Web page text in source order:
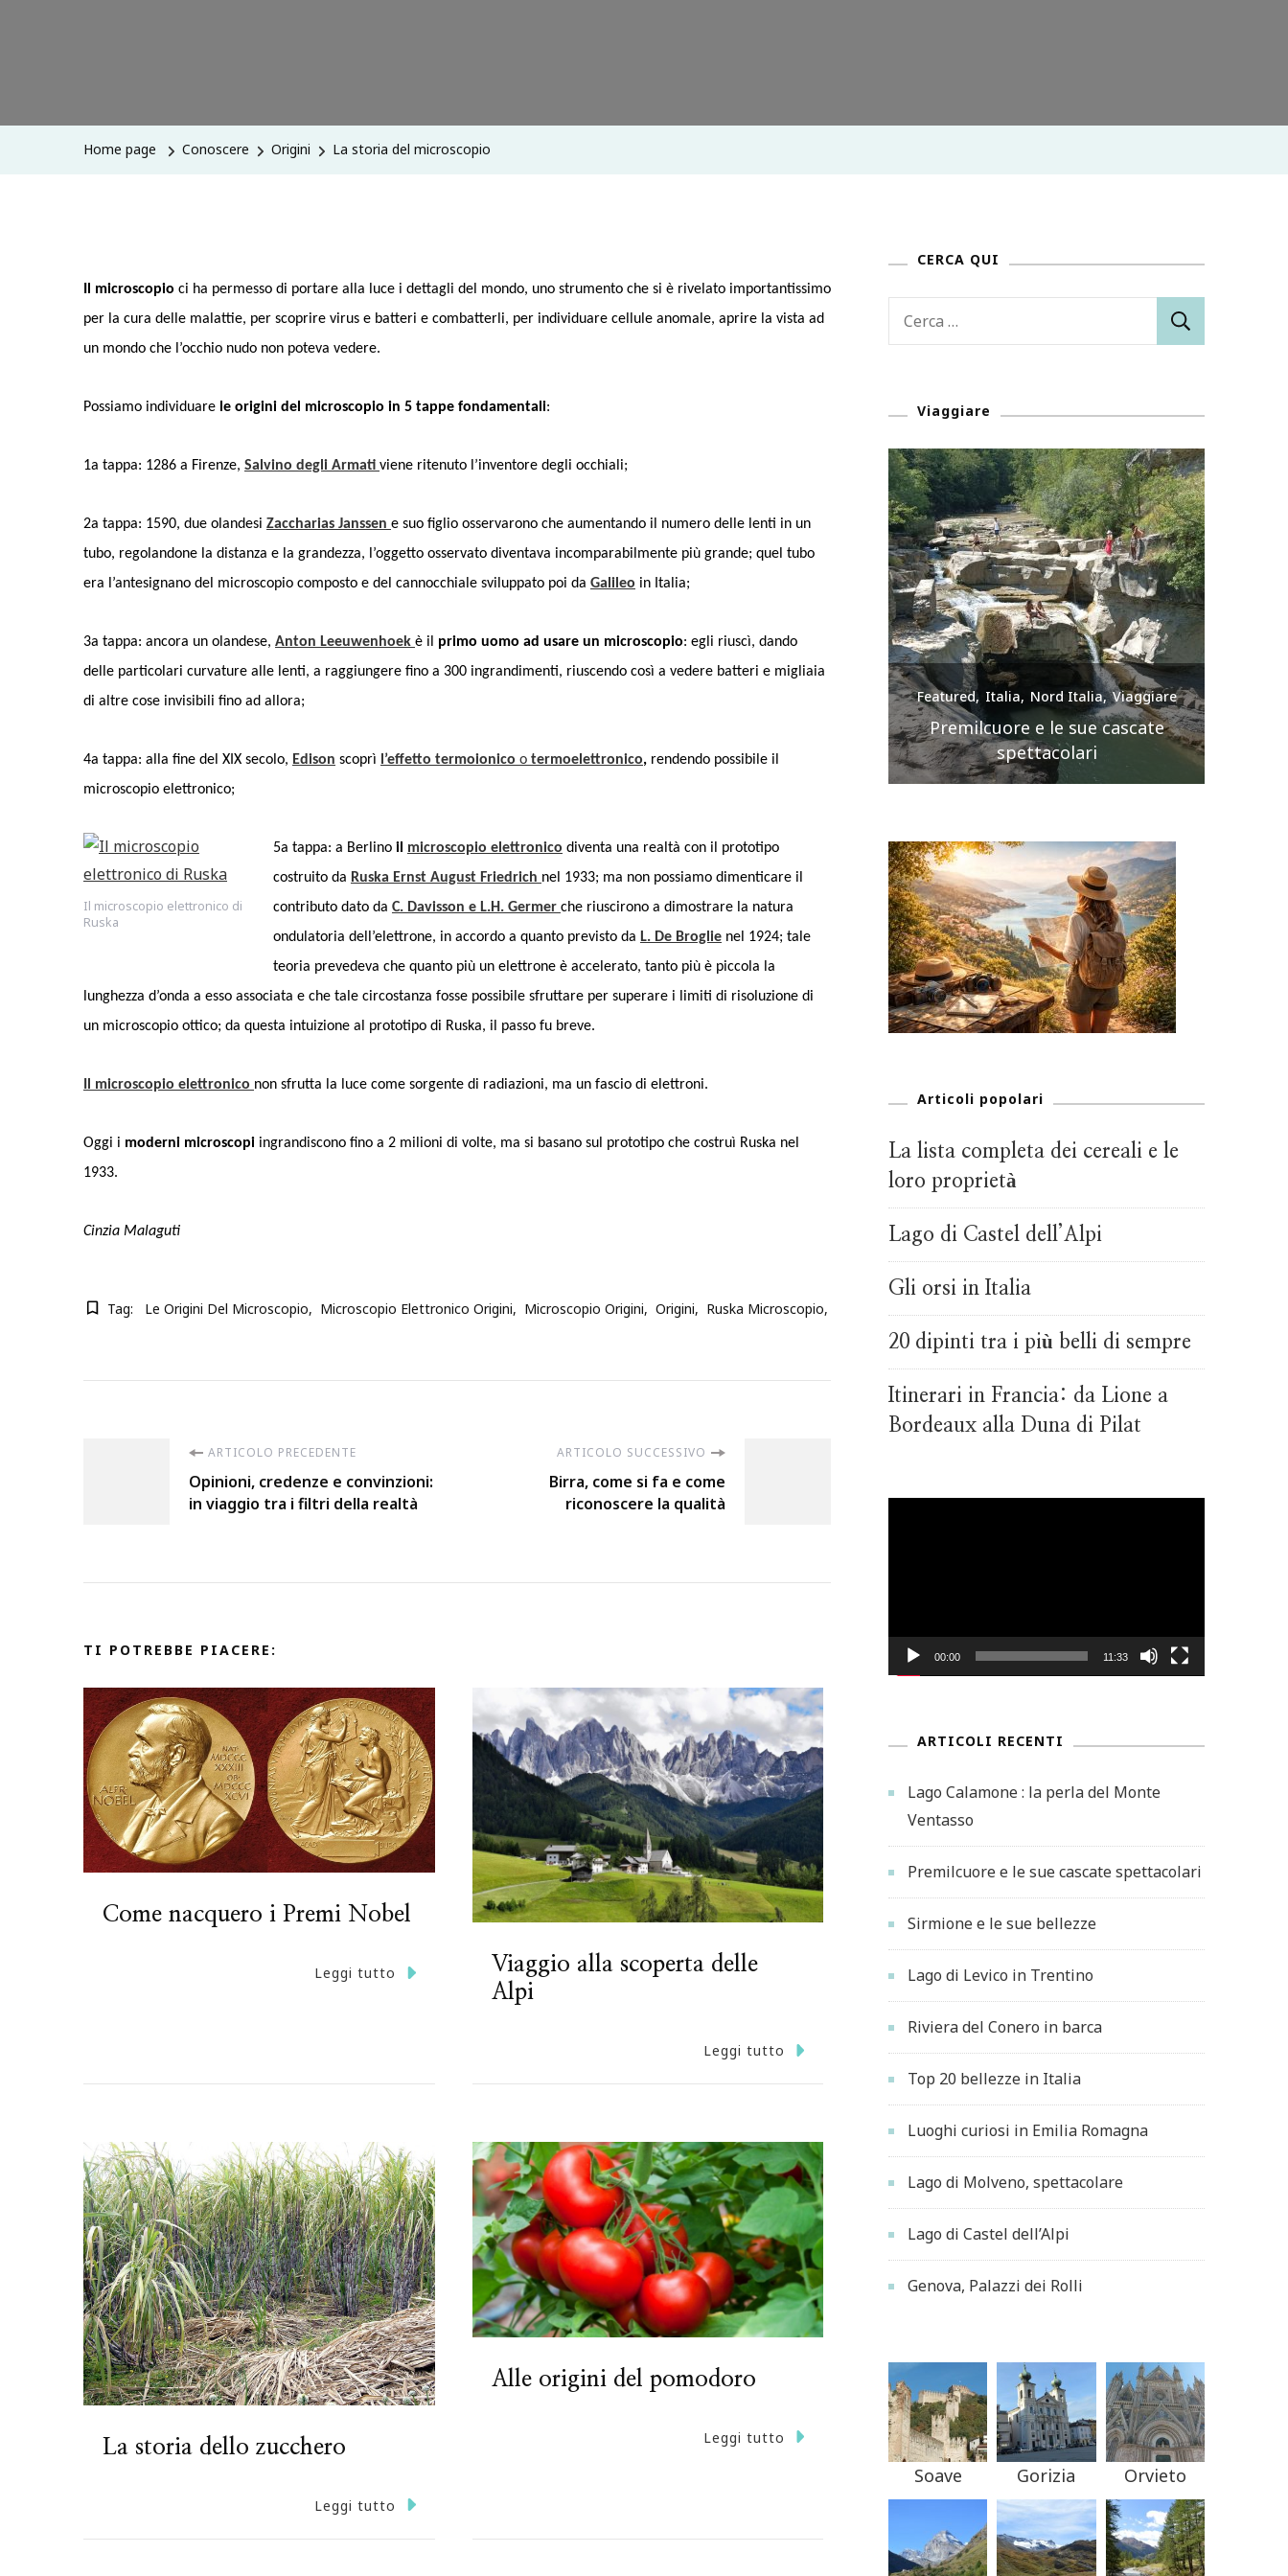
Home page Conoscere Origini La storia del microscopio
Il microscopio ci ha permesso di portare alla luce i dettagli del mondo, uno strumento che si è rivelato importantissimo
per la cura delle malattie, per scoprire virus e batteri e combatterli, per individuare cellule anomale, aprire la vista ad
un mondo che l’occhio nudo non poteva vedere.
Possiamo individuare le origini del microscopio in 5 tappe fondamentali:
1a tappa: 1286 a Firenze, Salvino degli Armati viene ritenuto l’inventore degli occhiali;
2a tappa: 1590, due olandesi Zaccharias Janssen e suo figlio osservarono che aumentando il numero delle lenti in un
tubo, regolandone la distanza e la grandezza, l’oggetto osservato diventava incomparabilmente più grande; quel tubo
era l’antesignano del microscopio composto e del cannocchiale sviluppato poi da Galileo in Italia;
3a tappa: ancora un olandese, Anton Leeuwenhoek è il primo uomo ad usare un microscopio: egli riuscì, dando
delle particolari curvature alle lenti, a raggiungere fino a 300 ingrandimenti, riuscendo così a vedere batteri e migliaia
di altre cose invisibili fino ad allora;
4a tappa: alla fine del XIX secolo, Edison scoprì l’effetto termoionico o termoelettronico, rendendo possibile il
microscopio elettronico;
Il microscopio elettronico di
Ruska
5a tappa: a Berlino il microscopio elettronico diventa una realtà con il prototipo
costruito da Ruska Ernst August Friedrich nel 1933; ma non possiamo dimenticare il
contributo dato da C. Davisson e L.H. Germer che riuscirono a dimostrare la natura
ondulatoria dell’elettrone, in accordo a quanto previsto da L. De Broglienel 1924; tale
teoria prevedeva che quanto più un elettrone è accelerato, tanto più è piccola la
lunghezza d’onda a esso associata e che tale circostanza fosse possibile sfruttare per superare i limiti di risoluzione di
un microscopio ottico; da questa intuizione al prototipo di Ruska, il passo fu breve.
Il microscopio elettronico non sfrutta la luce come sorgente di radiazioni, ma un fascio di elettroni.
Oggi i moderni microscopi ingrandiscono fino a 2 milioni di volte, ma si basano sul prototipo che costruì Ruska nel
1933.
Cinzia Malaguti
Tag: Le Origini Del Microscopio Microscopio Elettronico Origini Microscopio Origini Origini Ruska Microscopio
Navigazione
articoli
ARTICOLO PRECEDENTE
Opinioni, credenze e convinzioni:
in viaggio tra i filtri della realtà
ARTICOLO SUCCESSIVO
Birra, come si fa e come
riconoscere la qualità
TI POTREBBE PIACERE:
Come nacquero i Premi Nobel
Leggi tutto
Viaggio alla scoperta delle
Alpi
Leggi tutto
La storia dello zucchero
Leggi tutto
Alle origini del pomodoro
Leggi tutto
CERCA QUI
Viaggiare
di Levico in Trentino Riviera del Conero in barca
Ventasso
Featured Italia Nord Italia Viaggiare
Premilcuore e le sue cascate
spettacolari
Articoli popolari
La lista completa dei cereali e le
loro proprietà
Lago di Castel dell’Alpi
Gli orsi in Italia
20 dipinti tra i più belli di sempre
Itinerari in Francia: da Lione a
Bordeaux alla Duna di Pilat
00:00 11:33
ARTICOLI RECENTI
Lago Calamone : la perla del Monte
Ventasso
Premilcuore e le sue cascate spettacolari
Sirmione e le sue bellezze
Lago di Levico in Trentino
Riviera del Conero in barca
Top 20 bellezze in Italia
Luoghi curiosi in Emilia Romagna
Lago di Molveno, spettacolare
Lago di Castel dell’Alpi
Genova, Palazzi dei Rolli
Soave Gorizia Orvieto